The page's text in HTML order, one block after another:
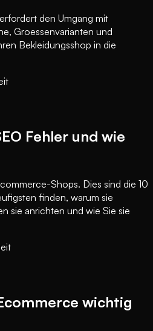
den Umgang mit
Groessenvarianten und
Bekleidungsshop in die
Fehler und wie
Shops. Dies sind die 10
finden, warum sie
sie anrichten und wie Sie sie
wichtig